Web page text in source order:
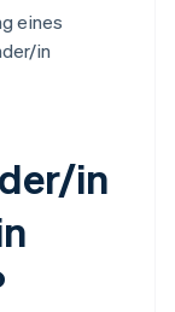
eines
in
in